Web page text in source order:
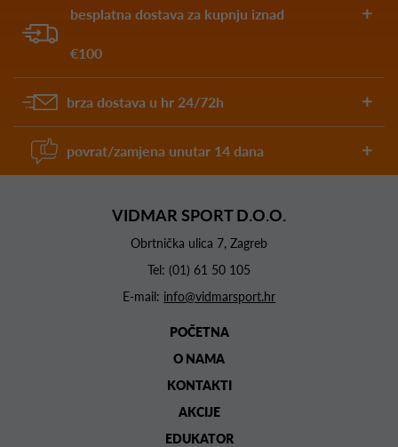
besplatna dostava za kupnju iznad
€100
brza dostava u hr 24/72h
povrat/zamjena unutar 14 dana
VIDMAR SPORT D.O.O.
Obrtnička ulica 7, Zagreb
Tel: (01) 61 50 105
E-mail: info@vidmarsport.hr
POČETNA
O NAMA
KONTAKTI
AKCIJE
EDUKATOR